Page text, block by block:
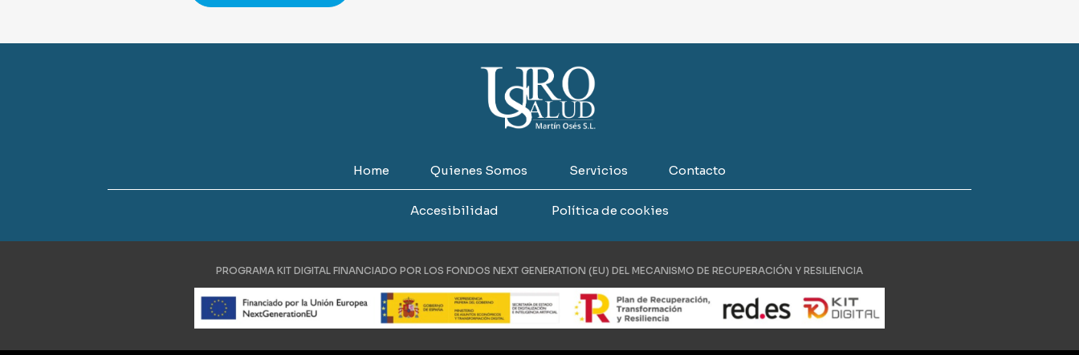
Home Quienes Somos Servicios Contacto
Accesibilidad Política de cookies
PROGRAMA KIT DIGITAL FINANCIADO POR LOS FONDOS NEXT GENERATION (EU) DEL MECANISMO DE RECUPERACIÓN Y RESILIENCIA